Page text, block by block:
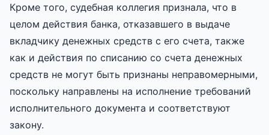
Кроме того, судебная коллегия признала, что в
целом действия банка, отказавшего в выдаче
вкладчику денежных средств с его счета, также
как и действия по списанию со счета денежных
средств не могут быть признаны неправомерными,
поскольку направлены на исполнение требований
исполнительного документа и соответствуют
закону.